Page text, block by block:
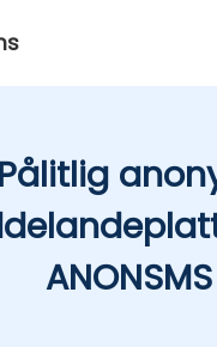
Pålitlig
ANONSMS